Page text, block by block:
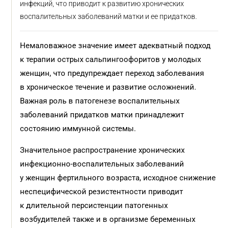
инфекций, что приводит к развитию хронических
воспалительных заболеваний матки и ее придатков.
Немаловажное значение имеет адекватный подход
к терапии острых сальпингоофоритов у молодых
женщин, что предупреждает переход заболевания
в хроническое течение и развитие осложнений.
Важная роль в патогенезе воспалительных
заболеваний придатков матки принадлежит
состоянию иммунной системы.
Значительное распространение хронических
инфекционно-воспалительных заболеваний
у женщин фертильного возраста, исходное снижение
неспецифической резистентности приводит
к длительной персистенции патогенных
возбудителей также и в организме беременных